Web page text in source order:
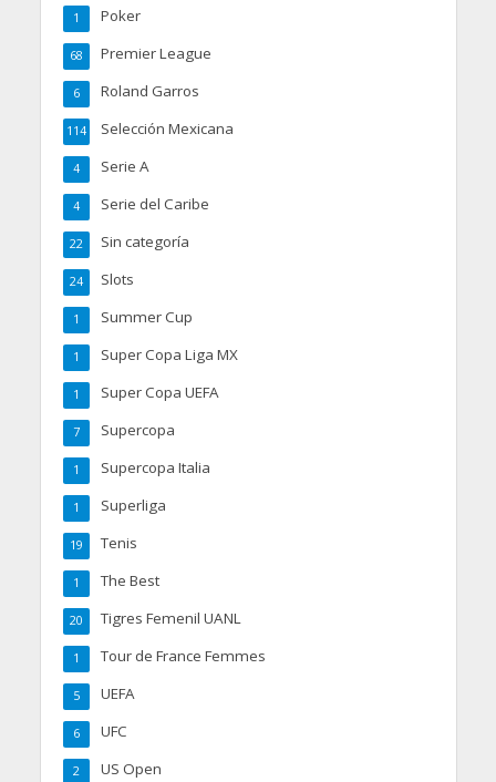
Poker
1
Premier League
68
Roland Garros
6
Selección Mexicana
114
Serie A
4
Serie del Caribe
4
Sin categoría
22
Slots
24
Summer Cup
1
Super Copa Liga MX
1
Super Copa UEFA
1
Supercopa
7
Supercopa Italia
1
Superliga
1
Tenis
19
The Best
1
Tigres Femenil UANL
20
Tour de France Femmes
1
UEFA
5
UFC
6
US Open
2